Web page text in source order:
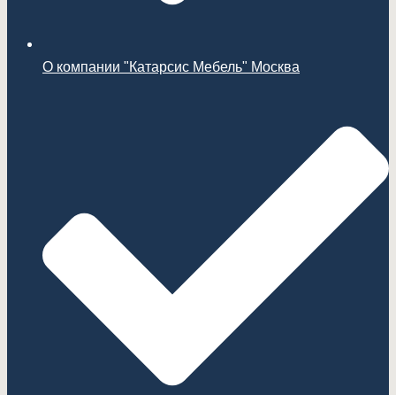
О компании "Катарсис Мебель" Москва